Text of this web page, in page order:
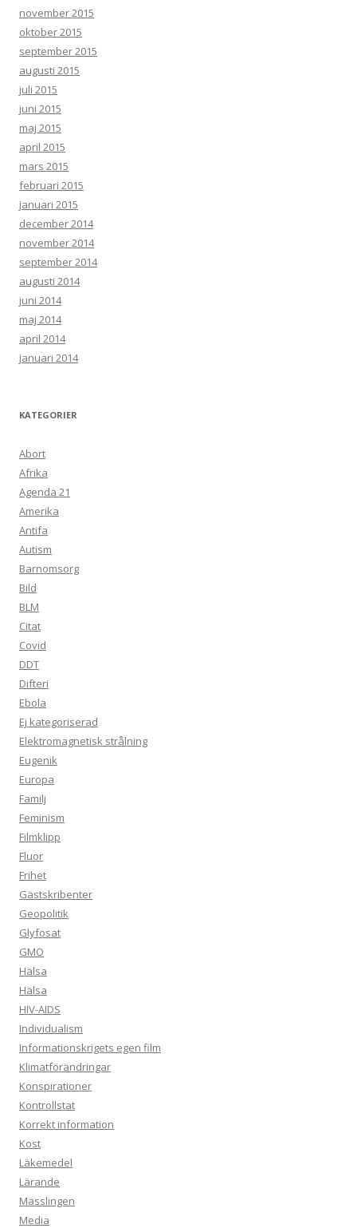
november 2015
oktober 2015
september 2015
augusti 2015
juli 2015
juni 2015
maj 2015
april 2015
mars 2015
februari 2015
januari 2015
december 2014
november 2014
september 2014
augusti 2014
juni 2014
maj 2014
april 2014
januari 2014
KATEGORIER
Abort
Afrika
Agenda 21
Amerika
Antifa
Autism
Barnomsorg
Bild
BLM
Citat
Covid
DDT
Difteri
Ebola
Ej kategoriserad
Elektromagnetisk strålning
Eugenik
Europa
Familj
Feminism
Filmklipp
Fluor
Frihet
Gästskribenter
Geopolitik
Glyfosat
GMO
Hälsa
Hälsa
HIV-AIDS
Individualism
Informationskrigets egen film
Klimatförändringar
Konspirationer
Kontrollstat
Korrekt information
Kost
Läkemedel
Lärande
Mässlingen
Media